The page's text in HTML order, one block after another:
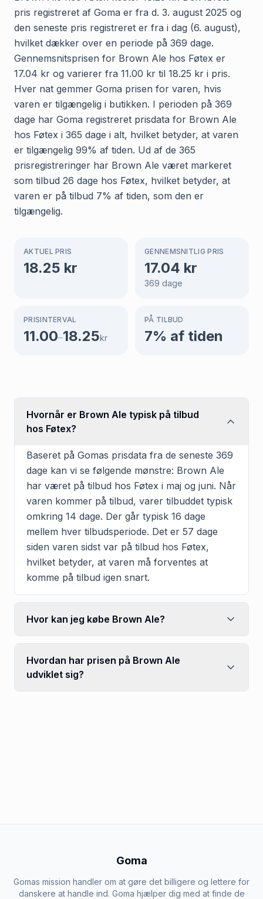
pris registreret af Goma er fra d. 3. august 2025 og
den seneste pris registreret er fra i dag (6. august),
hvilket dækker over en periode på 369 dage.
Gennemsnitsprisen for Brown Ale hos Føtex er
17.04 kr og varierer fra 11.00 kr til 18.25 kr i pris.
Hver nat gemmer Goma prisen for varen, hvis
varen er tilgængelig i butikken. I perioden på 369
dage har Goma registreret prisdata for Brown Ale
hos Føtex i 365 dage i alt, hvilket betyder, at varen
er tilgængelig 99% af tiden. Ud af de 365
prisregistreringer har Brown Ale været markeret
som tilbud 26 dage hos Føtex, hvilket betyder, at
varen er på tilbud 7% af tiden, som den er
tilgængelig.
AKTUEL PRIS
18.25 kr
GENNEMSNITLIG PRIS
17.04 kr
369 dage
PRISINTERVAL
11.00–18.25kr
PÅ TILBUD
7% af tiden
Hvornår er Brown Ale typisk på tilbud
hos Føtex?
Baseret på Gomas prisdata fra de seneste 369
dage kan vi se følgende mønstre: Brown Ale
har været på tilbud hos Føtex i maj og juni. Når
varen kommer på tilbud, varer tilbuddet typisk
omkring 14 dage. Der går typisk 16 dage
mellem hver tilbudsperiode. Det er 57 dage
siden varen sidst var på tilbud hos Føtex,
hvilket betyder, at varen må forventes at
komme på tilbud igen snart.
Hvor kan jeg købe Brown Ale?
Hvordan har prisen på Brown Ale
udviklet sig?
Goma
Gomas mission handler om at gøre det billigere og lettere for
danskere at handle ind. Goma hjælper dig med at finde de